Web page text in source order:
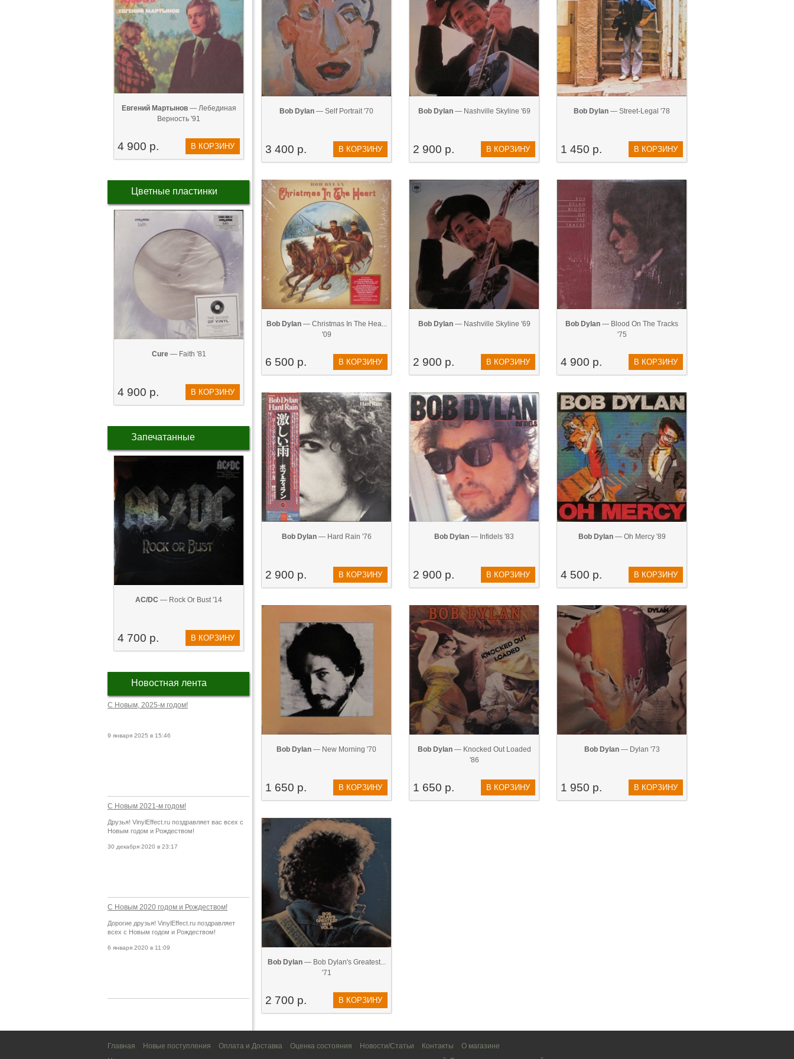
Евгений Мартынов— Лебединая
Верность '91
4 900 р. В КОРЗИНУ
Цветные пластинки
Cure— Faith '81
4 900 р. В КОРЗИНУ
Запечатанные
AC/DC — Rock Or Bust '14
4 700 р. В КОРЗИНУ
Новостная лента
С Новым, 2025-м годом!
9 января 2025 в 15:46
С Новым 2021-м годом!
Друзья! VinylEffect.ru поздравляет вас всех с
Новым годом и Рождеством!
30 декабря 2020 в 23:17
С Новым 2020 годом и Рождеством!
Дорогие друзья! VinylEffect.ru поздравляет
всех с Новым годом и Рождеством!
6 января 2020 в 11:09
Bob Dylan — Self Portrait '70
3 400 р. В КОРЗИНУ
Bob Dylan— Nashville Skyline '69
2 900 р. В КОРЗИНУ
Bob Dylan — Street-Legal '78
1 450 р. В КОРЗИНУ
Bob Dylan— Christmas In The Hea...
'09
6 500 р. В КОРЗИНУ
Bob Dylan— Nashville Skyline '69
2 900 р. В КОРЗИНУ
Bob Dylan — Blood On The Tracks
'75
4 900 р. В КОРЗИНУ
Bob Dylan— Hard Rain '76
2 900 р. В КОРЗИНУ
Bob Dylan — Infidels '83
2 900 р. В КОРЗИНУ
Bob Dylan— Oh Mercy '89
4 500 р. В КОРЗИНУ
Bob Dylan — New Morning '70
1 650 р. В КОРЗИНУ
Bob Dylan— Knocked Out Loaded
'86
1 650 р. В КОРЗИНУ
Bob Dylan— Dylan '73
1 950 р. В КОРЗИНУ
Bob Dylan— Bob Dylan's Greatest...
'71
2 700 р. В КОРЗИНУ
Главная Новые поступления Оплата и Доставка Оценка состояния Новости/Статьи Контакты
О магазине